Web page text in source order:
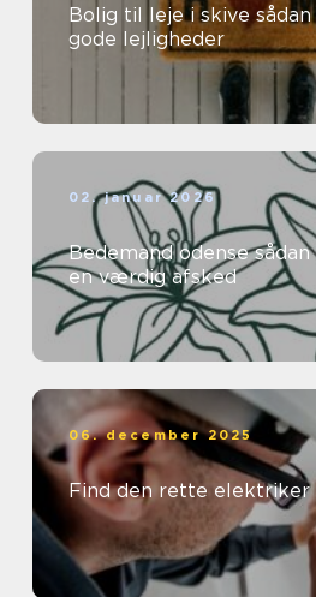
Bolig til leje i skive sådan finder du de
gode lejligheder
02. januar 2026
Bedemand odense sådan får du hjælp til
en værdig afsked
06. december 2025
Find den rette elektriker